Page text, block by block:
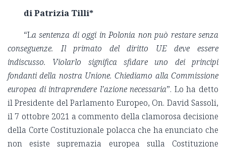
di Patrizia Tilli*
“La sentenza di oggi in Polonia non può restare senza
conseguenze. Il primato del diritto UE deve essere
indiscusso. Violarlo significa sfidare uno dei principi
fondanti della nostra Unione. Chiediamo alla Commissione
europea di intraprendere l’azione necessaria”. Lo ha detto
il Presidente del Parlamento Europeo, On. David Sassoli,
il 7 ottobre 2021 a commento della clamorosa decisione
della Corte Costituzionale polacca che ha enunciato che
non esiste supremazia europea sulla Costituzione